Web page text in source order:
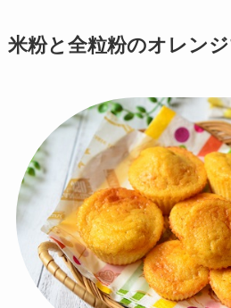
米粉と全粒粉のオレン